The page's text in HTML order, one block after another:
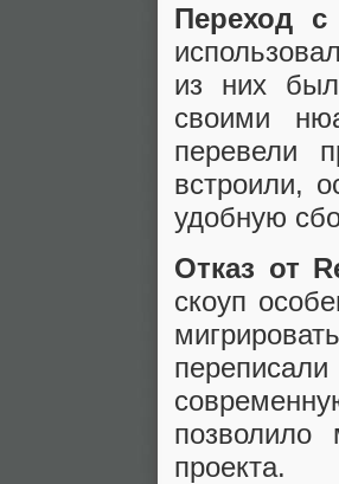
Переход
из них
своими
перевели
встроили,
удобную
Отказ от
скоуп
позволило
проекта.